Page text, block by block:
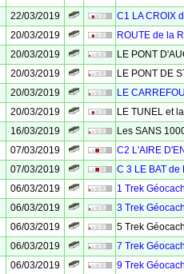
22/03/2019
C1 LA CROIX
20/03/2019
ROUTE de la
20/03/2019
LE PONT
20/03/2019
LE PONT DE
20/03/2019
LE
20/03/2019
LE TUNEL et
16/03/2019
Les SANS
07/03/2019
C2 L'AIRE
07/03/2019
C 3 LE BAT de
06/03/2019
1 Trek
06/03/2019
3 Trek
06/03/2019
5 Trek
06/03/2019
7 Trek
06/03/2019
9 Trek